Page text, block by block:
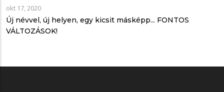
okt 17, 2020
Új névvel, új helyen, egy kicsit másképp... FONTOS
VÁLTOZÁSOK!